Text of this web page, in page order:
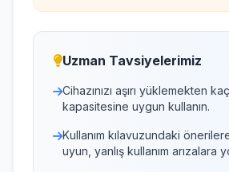
Uzman Tavsiyelerimiz
Cihazınızı aşırı yüklemekten
kapasitesine uygun kullanın.
Kullanım kılavuzundaki
uyun, yanlış kullanım arızalara